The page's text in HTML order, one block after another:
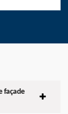
façade